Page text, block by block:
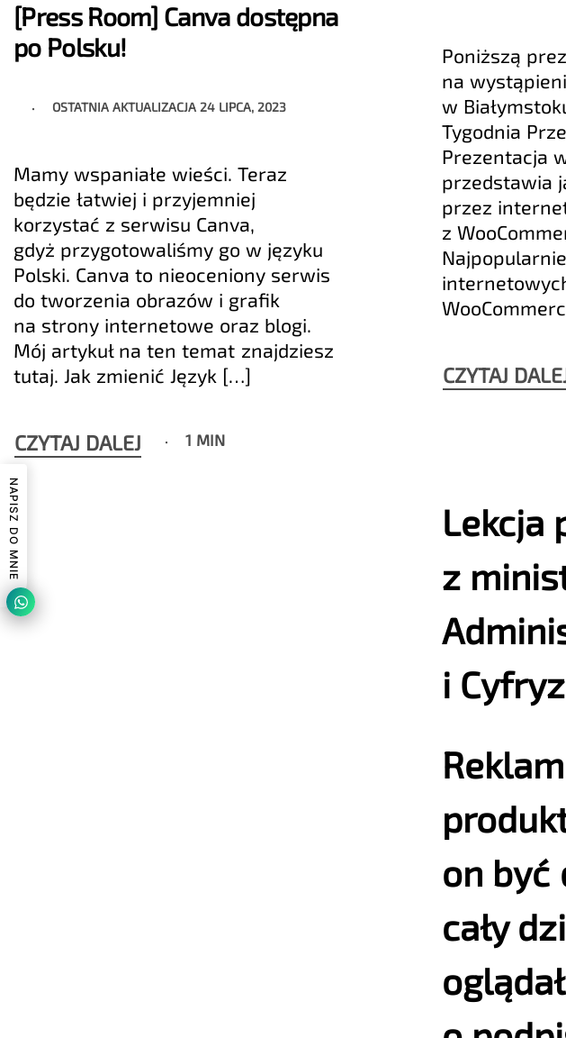
[Press Room] Canva dostępna
po Polsku!
OSTATNIA AKTUALIZACJA 24 LIPCA, 2023
Mamy wspaniałe wieści. Teraz
będzie łatwiej i przyjemniej
korzystać z serwisu Canva,
gdyż przygotowaliśmy go w języku
Polski. Canva to nieoceniony serwis
do tworzenia obrazów i grafik
na strony internetowe oraz blogi.
Mój artykuł na ten temat znajdziesz
tutaj. Jak zmienić Język […]
CZYTAJ DALEJ 1 MIN
Poniższą
na
w
Tygodnia
Prezentacja
przedstawia
przez
z
CZYTAJ
Lekcja
z
i
on
cały
NAPISZ DO MNIE